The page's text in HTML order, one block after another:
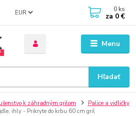
Menu
EUR
Hľadať
0 ks
za 0 €
k záhradným grilom
Palice a vidličky
ihly - Prikryte do krbu 60 cm gril